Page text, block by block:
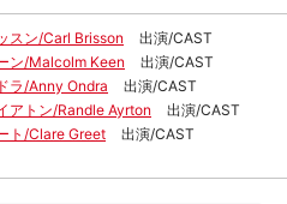
スン/Carl Brisson
出演/CAST
ン/Malcolm Keen
出演/CAST
ラ/Anny Ondra
出演/CAST
アトン/Randle Ayrton
出演/CAST
ト/Clare Greet
出演/CAST